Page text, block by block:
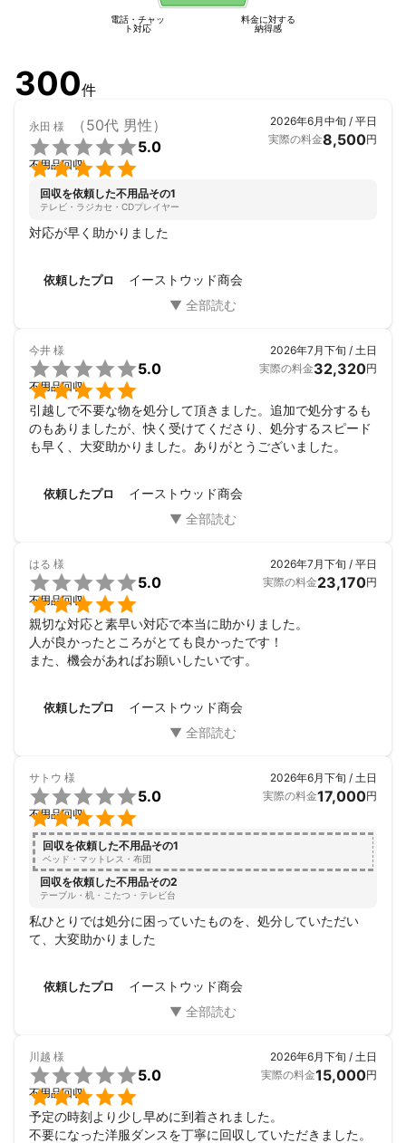
料金に対する
納得感
電話・チャッ
ト対応
300件
永田 様 （50代 男性）


5.0
不用品回収
2026年6月中旬 / 平日
実際の料金8,500円
回収を依頼した不用品その1
テレビ・ラジカセ・CDプレイヤー
対応が早く助かりました
依頼したプロ イーストウッド商会
今井 様


5.0
不用品回収
2026年7月下旬 / 土日
実際の料金32,320円
引越しで不要な物を処分して頂きました。追加で処分するも
のもありましたが、快く受けてくださり、処分するスピード
も早く、大変助かりました。ありがとうございました。
依頼したプロ イーストウッド商会
はる 様


5.0
不用品回収
2026年7月下旬 / 平日
実際の料金23,170円
親切な対応と素早い対応で本当に助かりました。
人が良かったところがとても良かったです！
また、機会があればお願いしたいです。
依頼したプロ イーストウッド商会
サトウ 様


5.0
不用品回収
2026年6月下旬 / 土日
実際の料金17,000円
回収を依頼した不用品その1
ベッド・マットレス・布団
回収を依頼した不用品その2
テーブル・机・こたつ・テレビ台
私ひとりでは処分に困っていたものを、処分していただい
て、大変助かりました
依頼したプロ イーストウッド商会
川越 様


5.0
不用品回収
2026年6月下旬 / 土日
実際の料金15,000円
予定の時刻より少し早めに到着されました。
不要になった洋服ダンスを丁寧に回収していただきました。